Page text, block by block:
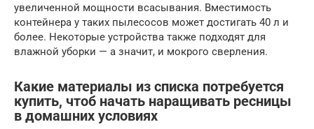
увеличенной мощности всасывания. Вместимость
контейнера у таких пылесосов может достигать 40 л и
более. Некоторые устройства также подходят для
влажной уборки — а значит, и мокрого сверления.
Какие материалы из списка потребуется
купить, чтоб начать наращивать ресницы
в домашних условиях